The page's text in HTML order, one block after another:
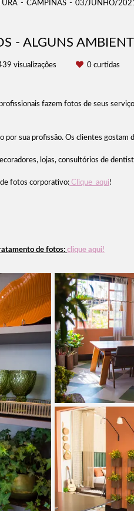
CAMPINAS 03/JUNHO/
- ALGUNS
visualizações 0curtidas
fazem fotos de seus
sua profissão. Os clientes gostam
lojas, consultórios de
fotos corporativo: Clique aqui!
de fotos: clique aqui!